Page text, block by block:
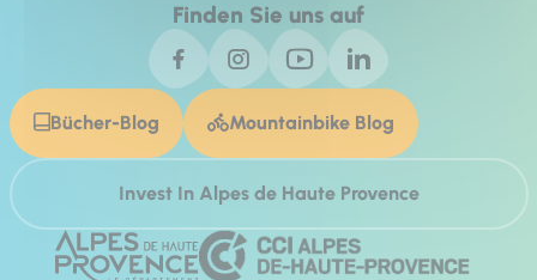
Finden Sie uns auf
Bücher-Blog Mountainbike Blog
Invest In Alpes de Haute Provence